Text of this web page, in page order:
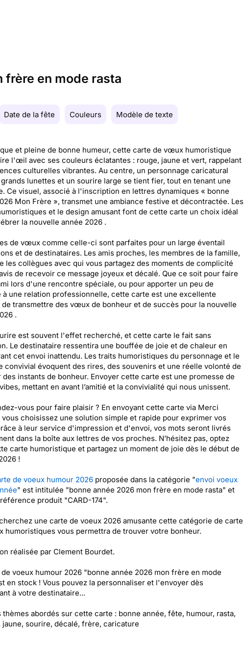
frère en mode rasta
Date de la fête Couleurs Modèle de texte
et pleine de bonne humeur, cette carte de vœux humoristique
l'œil avec ses couleurs éclatantes : rouge, jaune et vert, rappelant
culturelles vibrantes. Au centre, un personnage caricatural
lunettes et un sourire large se tient fier, tout en tenant une
Ce visuel, associé à l'inscription en lettres dynamiques « bonne
Mon Frère », transmet une ambiance festive et décontractée. Les
et le design amusant font de cette carte un choix idéal
la nouvelle année 2026 .
de vœux comme celle-ci sont parfaites pour un large éventail
et de destinataires. Les amis proches, les membres de la famille,
les collègues avec qui vous partagez des moments de complicité
de recevoir ce message joyeux et décalé. Que ce soit pour faire
lors d'une rencontre spéciale, ou pour apporter un peu de
à une relation professionnelle, cette carte est une excellente
de transmettre des vœux de bonheur et de succès pour la nouvelle
.
est souvent l'effet recherché, et cette carte le fait sans
Le destinataire ressentira une bouffée de joie et de chaleur en
cet envoi inattendu. Les traits humoristiques du personnage et le
convivial évoquent des rires, des souvenirs et une réelle volonté de
des instants de bonheur. Envoyer cette carte est une promesse de
mettant en avant l’amitié et la convivialité qui nous unissent.
vous pour faire plaisir ? En envoyant cette carte via Merci
vous choisissez une solution simple et rapide pour exprimer vos
à leur service d'impression et d'envoi, vos mots seront livrés
dans la boîte aux lettres de vos proches. N’hésitez pas, optez
carte humoristique et partagez un moment de joie dès le début de
!
de voeux humour 2026proposée dans la catégorie "envoi voeux
" est intitulée "bonne année 2026 mon frère en mode rasta" et
produit "CARD-174".
une carte de voeux 2026 amusante cette catégorie de carte
humoristiques vous permettra de trouver votre bonheur.
réalisée par Clement Bourdet.
de voeux humour 2026 "bonne année 2026 mon frère en mode
en stock ! Vous pouvez la personnaliser et l'envoyer dès
à votre destinataire...
thèmes abordés sur cette carte : bonne année, fête, humour, rasta,
jaune, sourire, décalé, frère, caricature